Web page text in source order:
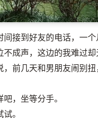
接到好友的电话，一个
不成声，这边的我难过却
前几天和男朋友闹别扭
，坐等分手。
。